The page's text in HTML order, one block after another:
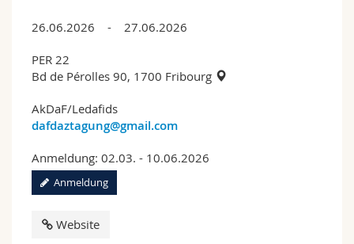
26.06.2026 - 27.06.2026
PER 22
Bd de Pérolles 90, 1700 Fribourg
AkDaF/Ledafids
dafdaztagung@gmail.com
Anmeldung: 02.03. - 10.06.2026
Anmeldung
Website